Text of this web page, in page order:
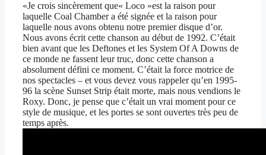
«Je crois sincèrement que« Loco »est la raison pour
laquelle Coal Chamber a été signée et la raison pour
laquelle nous avons obtenu notre premier disque d’or.
Nous avons écrit cette chanson au début de 1992. C’était
bien avant que les Deftones et les System Of A Downs de
ce monde ne fassent leur truc, donc cette chanson a
absolument défini ce moment. C’était la force motrice de
nos spectacles – et vous devez vous rappeler qu’en 1995-
96 la scène Sunset Strip était morte, mais nous vendions le
Roxy. Donc, je pense que c’était un vrai moment pour ce
style de musique, et les portes se sont ouvertes très peu de
temps après.